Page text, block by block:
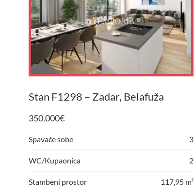
Stan F1298 – Zadar, Belafuža
350.000€
Spavaće sobe 3
WC/Kupaonica 2
Stambeni prostor 117,95 m²